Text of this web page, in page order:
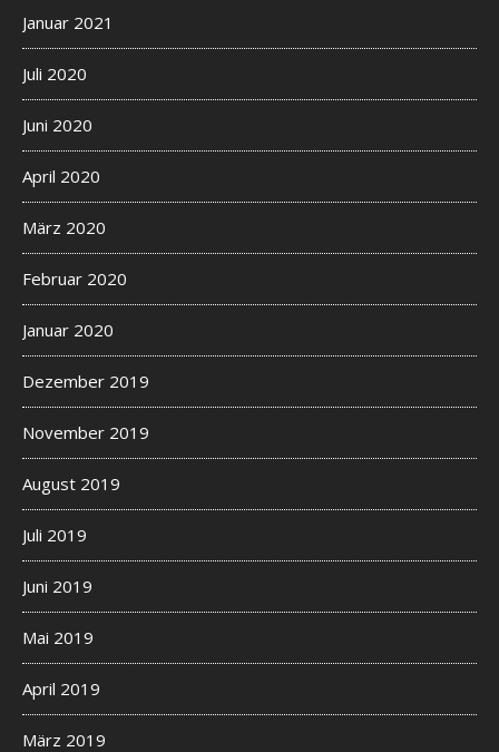
Januar 2021
Juli 2020
Juni 2020
April 2020
März 2020
Februar 2020
Januar 2020
Dezember 2019
November 2019
August 2019
Juli 2019
Juni 2019
Mai 2019
April 2019
März 2019